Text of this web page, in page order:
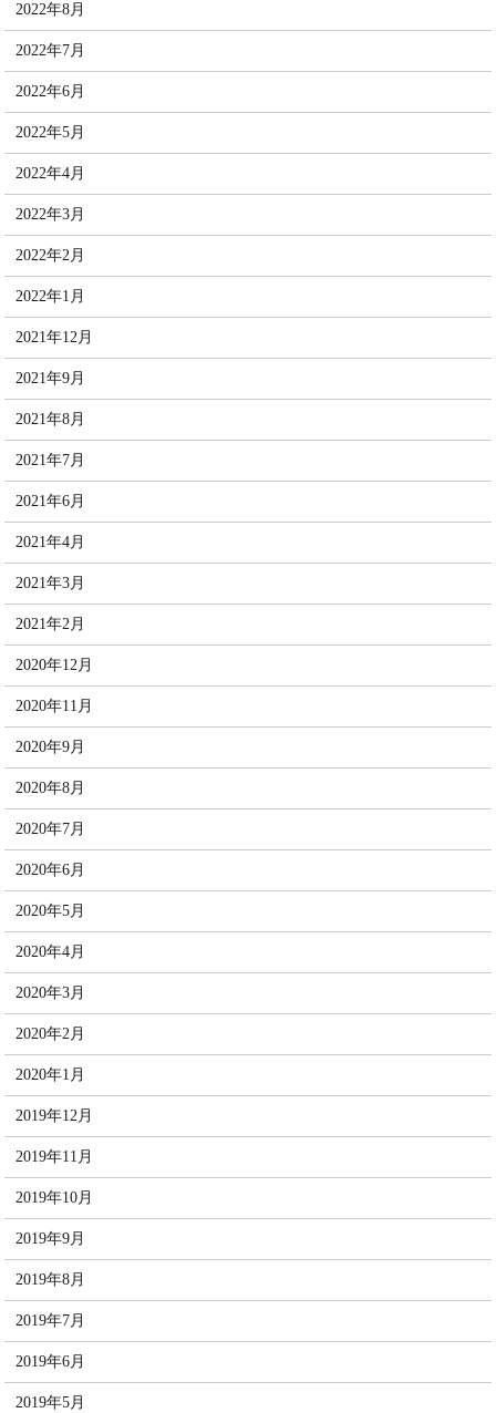
2022年8月
2022年7月
2022年6月
2022年5月
2022年4月
2022年3月
2022年2月
2022年1月
2021年12月
2021年9月
2021年8月
2021年7月
2021年6月
2021年4月
2021年3月
2021年2月
2020年12月
2020年11月
2020年9月
2020年8月
2020年7月
2020年6月
2020年5月
2020年4月
2020年3月
2020年2月
2020年1月
2019年12月
2019年11月
2019年10月
2019年9月
2019年8月
2019年7月
2019年6月
2019年5月